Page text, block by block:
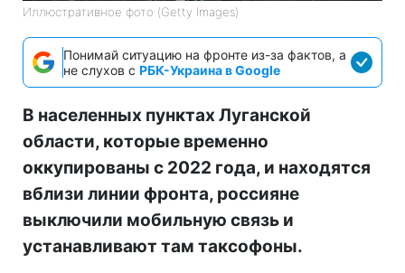
Иллюстративное фото (Getty Images)
Понимай ситуацию на фронте из-за фактов, а
не слухов с РБК-Украина в Google
В населенных пунктах Луганской
области, которые временно
оккупированы с 2022 года, и находятся
вблизи линии фронта, россияне
выключили мобильную связь и
устанавливают там таксофоны.